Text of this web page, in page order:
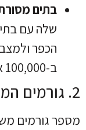
בתים
שלה עם
הכפר
ב-100,000 אירו ולעלות.
2. גורמים המשפיעים על המחירים
מספר גורמים